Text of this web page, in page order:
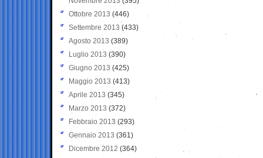
Ottobre 2013 (446)
Settembre 2013 (433)
Agosto 2013 (389)
Luglio 2013 (390)
Giugno 2013 (425)
Maggio 2013 (413)
Aprile 2013 (345)
Marzo 2013 (372)
Febbraio 2013 (293)
Gennaio 2013 (361)
Dicembre 2012 (364)